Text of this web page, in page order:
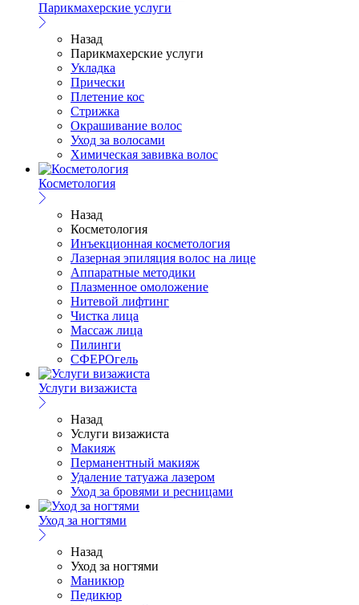
Парикмахерские услуги
Назад
Парикмахерские услуги
Укладка
Прически
Плетение кос
Стрижка
Окрашивание волос
Уход за волосами
Химическая завивка волос
Косметология
Назад
Косметология
Инъекционная косметология
Лазерная эпиляция волос на лице
Аппаратные методики
Плазменное омоложение
Нитевой лифтинг
Чистка лица
Массаж лица
Пилинги
СФЕРОгель
Услуги визажиста
Назад
Услуги визажиста
Макияж
Перманентный макияж
Удаление татуажа лазером
Уход за бровями и ресницами
Уход за ногтями
Назад
Уход за ногтями
Маникюр
Педикюр